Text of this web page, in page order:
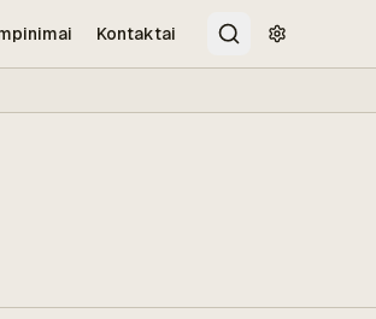
Kontaktai
PaieškaPritaikymo